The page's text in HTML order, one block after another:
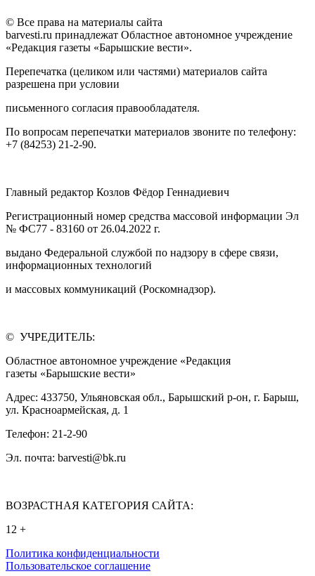
© Все права на материалы сайта
barvesti.ru принадлежат Областное автономное учреждение
«Редакция газеты «Барышские вести».
Перепечатка (целиком или частями) материалов сайта
разрешена при условии
письменного согласия правообладателя.
По вопросам перепечатки материалов звоните по телефону:
+7 (84253) 21-2-90.
Главный редактор Козлов Фёдор Геннадиевич
Регистрационный номер средства массовой информации Эл
№ ФС77 - 83160 от 26.04.2022 г.
выдано Федеральной службой по надзору в сфере связи,
информационных технологий
и массовых коммуникаций (Роскомнадзор).
© УЧРЕДИТЕЛЬ:
Областное автономное учреждение «Редакция
газеты «Барышские вести»
Адрес: 433750, Ульяновская обл., Барышский р-он, г. Барыш,
ул. Красноармейская, д. 1
Телефон: 21-2-90
Эл. почта: barvesti@bk.ru
ВОЗРАСТНАЯ КАТЕГОРИЯ САЙТА:
12 +
Политика конфиденциальности
Пользовательское соглашение